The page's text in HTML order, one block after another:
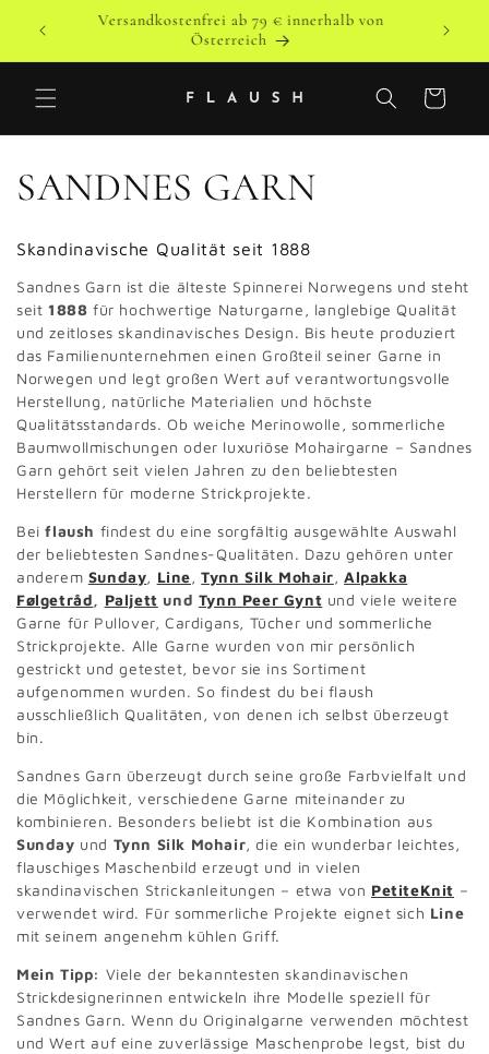
zum
Versandkostenfrei ab 79 € innerhalb von
Österreich
Warenkorb
K
a
t
e
g
o
r
i
e
:
SANDNES GARN
Skandinavische Qualität seit 1888
Sandnes Garn ist die älteste Spinnerei Norwegens und steht
seit1888 für hochwertige Naturgarne, langlebige Qualität
und zeitloses skandinavisches Design. Bis heute produziert
das Familienunternehmen einen Großteil seiner Garne in
Norwegen und legt großen Wert auf verantwortungsvolle
Herstellung, natürliche Materialien und höchste
Qualitätsstandards. Ob weiche Merinowolle, sommerliche
Baumwollmischungen oder luxuriöse Mohairgarne – Sandnes
Garn gehört seit vielen Jahren zu den beliebtesten
Herstellern für moderne Strickprojekte.
Beiflaush findest du eine sorgfältig ausgewählte Auswahl
der beliebtesten Sandnes-Qualitäten. Dazu gehören unter
anderem Sunday, Line,Tynn Silk Mohair,Alpakka
Følgetråd, Paljett und Tynn Peer Gynt und viele weitere
Garne für Pullover, Cardigans, Tücher und sommerliche
Strickprojekte. Alle Garne wurden von mir persönlich
gestrickt und getestet, bevor sie ins Sortiment
aufgenommen wurden. So findest du bei flaush
ausschließlich Qualitäten, von denen ich selbst überzeugt
bin.
Sandnes Garn überzeugt durch seine große Farbvielfalt und
die Möglichkeit, verschiedene Garne miteinander zu
kombinieren. Besonders beliebt ist die Kombination aus
Sunday und Tynn Silk Mohair, die ein wunderbar leichtes,
flauschiges Maschenbild erzeugt und in vielen
skandinavischen Strickanleitungen – etwa von PetiteKnit –
verwendet wird. Für sommerliche Projekte eignet sich Line
mit seinem angenehm kühlen Griff.
Mein Tipp: Viele der bekanntesten skandinavischen
Strickdesignerinnen entwickeln ihre Modelle speziell für
Sandnes Garn. Wenn du Originalgarne verwenden möchtest
und Wert auf eine zuverlässige Maschenprobe legst, bist du